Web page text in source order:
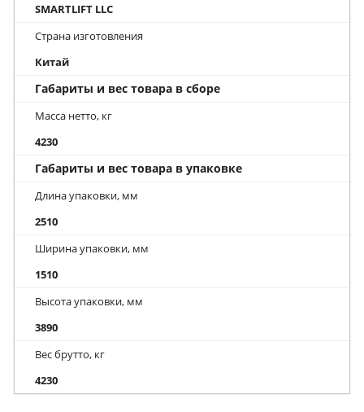
SMARTLIFT LLC
Страна изготовления
Китай
Габариты и вес товара в сборе
Масса нетто, кг
4230
Габариты и вес товара в упаковке
Длина упаковки, мм
2510
Ширина упаковки, мм
1510
Высота упаковки, мм
3890
Вес брутто, кг
4230